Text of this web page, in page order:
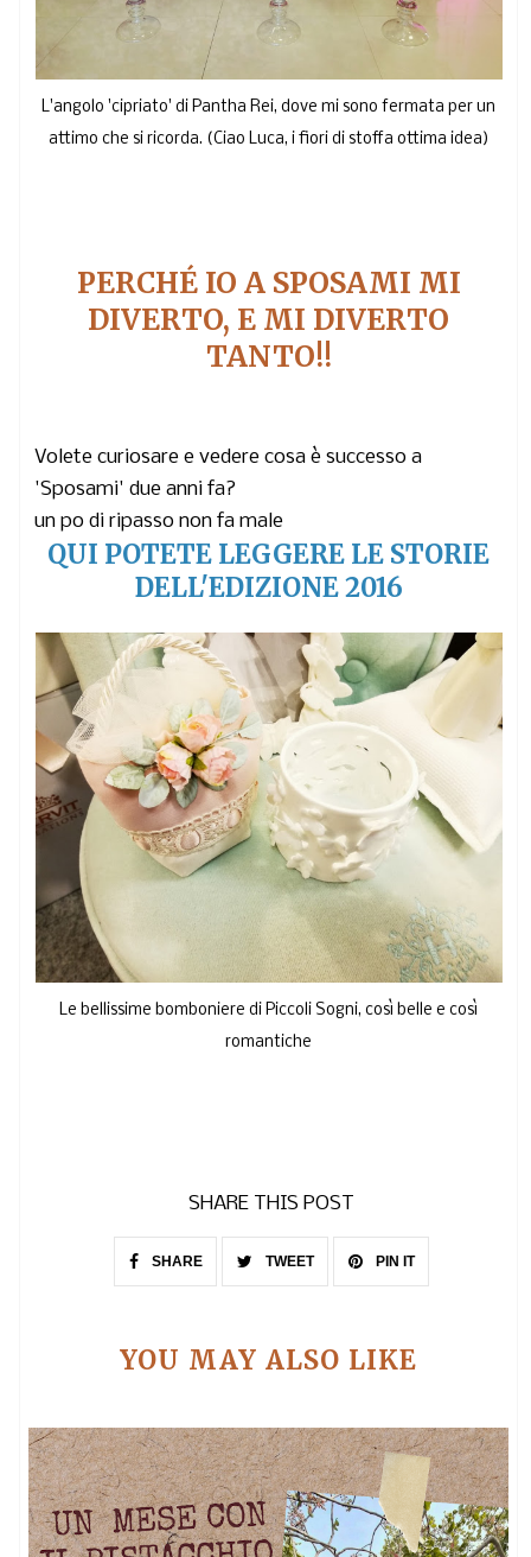
L'angolo 'cipriato' di Pantha Rei, dove mi sono fermata per un
attimo che si ricorda. (Ciao Luca, i fiori di stoffa ottima idea)
PERCHÉ IO A SPOSAMI MI
DIVERTO, E MI DIVERTO
TANTO!!
Volete curiosare e vedere cosa è successo a
'Sposami' due anni fa?
un po di ripasso non fa male
QUI POTETE LEGGERE LE STORIE
DELL'EDIZIONE 2016
Le bellissime bomboniere di Piccoli Sogni, così belle e così
romantiche
SHARE THIS POST
SHARE TWEET PIN IT
YOU MAY ALSO LIKE